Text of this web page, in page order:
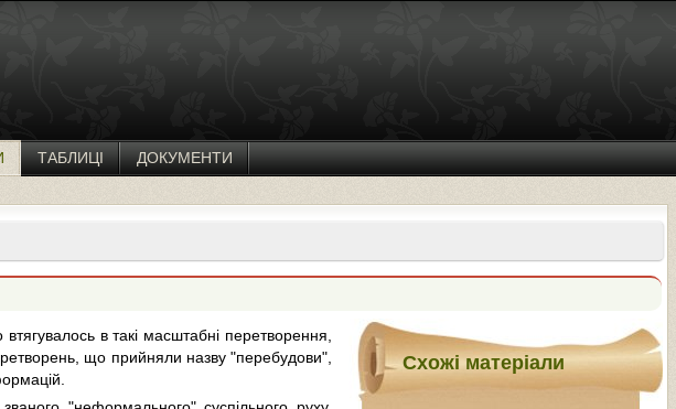
ТАБЛИЦІ ДОКУМЕНТИ
Схожі матеріали
в такі масштабні перетворення,
що прийняли назву "перебудови",